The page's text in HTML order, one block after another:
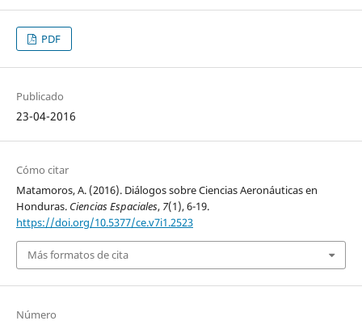
PDF
Publicado
23-04-2016
Cómo citar
Matamoros, A. (2016). Diálogos sobre Ciencias Aeronáuticas en
Honduras. Ciencias Espaciales, 7(1), 6-19.
https://doi.org/10.5377/ce.v7i1.2523
Más formatos de cita
Número